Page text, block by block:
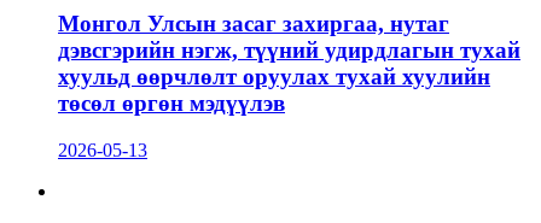
Монгол Улсын засаг захиргаа, нутаг
дэвсгэрийн нэгж, түүний удирдлагын тухай
хуульд өөрчлөлт оруулах тухай хуулийн
төсөл өргөн мэдүүлэв
2026-05-13